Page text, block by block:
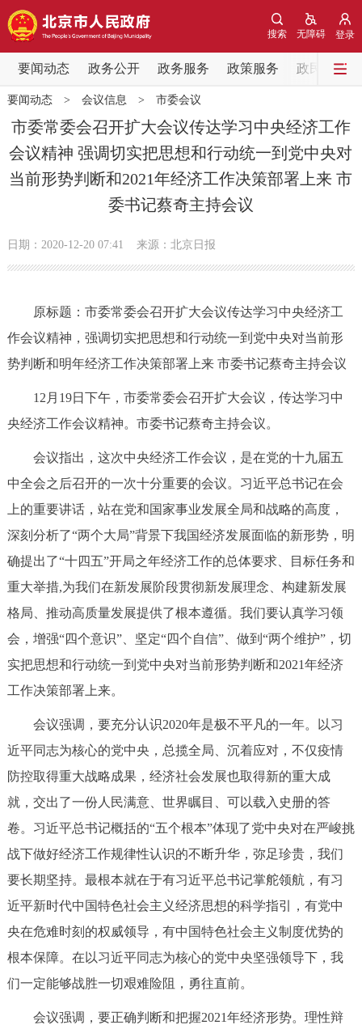
登录
无障碍
搜索
要闻动态 政务公开 政务服务 政策服务 政民互动
要闻动态
党中央精神 国务院信息
北京要闻 会议信息 部门动态
政务公开
政策兑现 政策解读 回应关切
政务服务
个人服务 法人服务 部门服务
便民服务 利企服务 投资项目
中介服务 阳光政务
12345网上接诉即办 我要咨询 我要建议
参与调查
走进北京
北京概况 十六区概览 人文北京
绿色北京 图说北京 视频北京
多语种
ENGLISH 한국어 日本語
DEUTSCH FRANÇAIS РУССКИЙ ЯЗЫК
要闻动态> 会议信息 > 市委会议
市委常委会召开扩大会议传达学习中央经济工作
会议精神 强调切实把思想和行动统一到党中央对
当前形势判断和2021年经济工作决策部署上来 市
委书记蔡奇主持会议
日期：2020-12-20 07:41 来源：​北京日报
原标题：市委常委会召开扩大会议传达学习中央经济工
作会议精神，强调切实把思想和行动统一到党中央对当前形
势判断和明年经济工作决策部署上来 市委书记蔡奇主持会议
12月19日下午，市委常委会召开扩大会议，传达学习中
央经济工作会议精神。市委书记蔡奇主持会议。
会议指出，这次中央经济工作会议，是在党的十九届五
中全会之后召开的一次十分重要的会议。习近平总书记在会
上的重要讲话，站在党和国家事业发展全局和战略的高度，
深刻分析了“两个大局”背景下我国经济发展面临的新形势，明
确提出了“十四五”开局之年经济工作的总体要求、目标任务和
重大举措,为我们在新发展阶段贯彻新发展理念、构建新发展
格局、推动高质量发展提供了根本遵循。我们要认真学习领
会，增强“四个意识”、坚定“四个自信”、做到“两个维护”，切
实把思想和行动统一到党中央对当前形势判断和2021年经济
工作决策部署上来。
会议强调，要充分认识2020年是极不平凡的一年。以习
近平同志为核心的党中央，总揽全局、沉着应对，不仅疫情
防控取得重大战略成果，经济社会发展也取得新的重大成
就，交出了一份人民满意、世界瞩目、可以载入史册的答
卷。习近平总书记概括的“五个根本”体现了党中央对在严峻挑
战下做好经济工作规律性认识的不断升华，弥足珍贵，我们
要长期坚持。最根本就在于有习近平总书记掌舵领航，有习
近平新时代中国特色社会主义经济思想的科学指引，有党中
央在危难时刻的权威领导，有中国特色社会主义制度优势的
根本保障。在以习近平同志为核心的党中央坚强领导下，我
们一定能够战胜一切艰难险阻，勇往直前。
会议强调，要正确判断和把握2021年经济形势。理性辩